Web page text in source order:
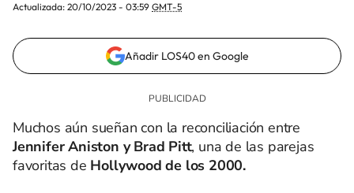
Actualizada: 20/10/2023 - 03:59 GMT-5
Añadir LOS40 en Google
Muchos aún sueñan con la reconciliación entre
Jennifer Aniston y Brad Pitt, una de las parejas
favoritas de Hollywood de los 2000.